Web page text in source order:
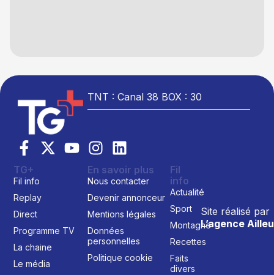
TNT : Canal 38 BOX : 30
Site réalisé par
L’agence
TG+
Fil info
Replay
Direct
Programme TV
La chaine
Le média
En savoir plus
Nous contacter
Devenir annonceur
Mentions légales
Données
personnelles
Politique cookie
Fil
info
Actualité
Sport
Montagne
Recettes
Faits
divers